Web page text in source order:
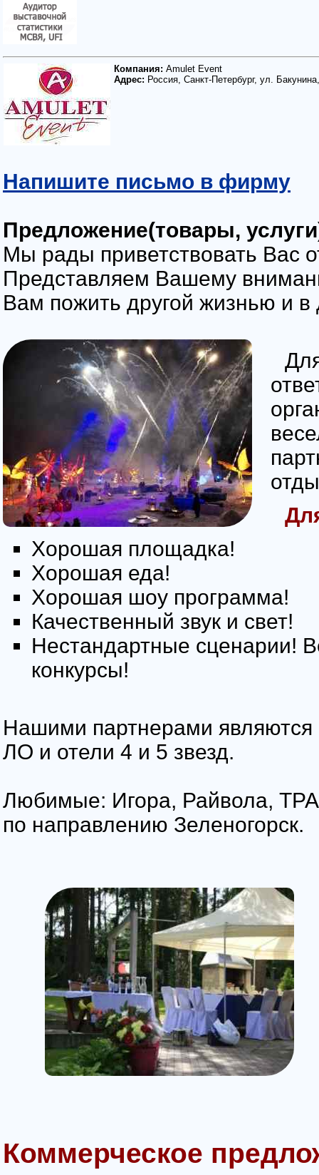
Компания: Аmulеt Evеnt
Адрес: Россия, Санкт-Петербург, ул.
Напишите письмо в фирму
Предложение(товары,
Мы рады приветствовать Вас
Представляем Вашему
Вам пожить другой жизнью и в
Хорошая площадка!
Хорошая еда!
Хорошая шоу программа!
Качественный звук и свет!
Нестандартные сценарии!
конкурсы!
Нашими партнерами являются
ЛО и отели 4 и 5 звезд.
Любимые: Игора, Райвола,
по направлению Зеленогорск.
Коммерческое